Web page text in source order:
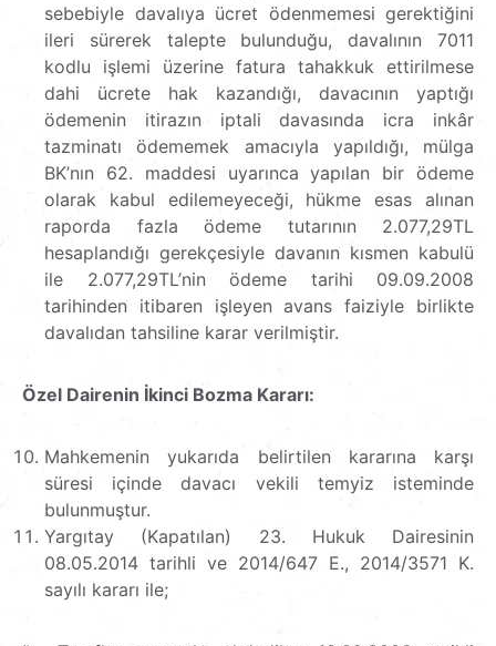
sebebiyle davalıya ücret ödenmemesi gerektiğini
ileri sürerek talepte bulunduğu, davalının 7011
kodlu işlemi üzerine fatura tahakkuk ettirilmese
dahi ücrete hak kazandığı, davacının yaptığı
ödemenin itirazın iptali davasında icra inkâr
tazminatı ödememek amacıyla yapıldığı, mülga
BK’nın 62. maddesi uyarınca yapılan bir ödeme
olarak kabul edilemeyeceği, hükme esas alınan
raporda fazla ödeme tutarının 2.077,29TL
hesaplandığı gerekçesiyle davanın kısmen kabulü
ile 2.077,29TL’nin ödeme tarihi 09.09.2008
tarihinden itibaren işleyen avans faiziyle birlikte
davalıdan tahsiline karar verilmiştir.
Özel Dairenin İkinci Bozma Kararı:
Mahkemenin yukarıda belirtilen kararına karşı
süresi içinde davacı vekili temyiz isteminde
bulunmuştur.
Yargıtay (Kapatılan) 23. Hukuk Dairesinin
08.05.2014 tarihli ve 2014/647 E., 2014/3571 K.
sayılı kararı ile;